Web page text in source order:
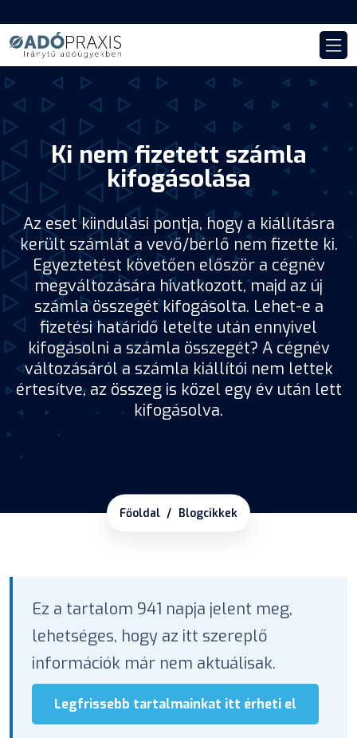
Ki nem fizetett számla
kifogásolása
Az eset kiindulási pontja, hogy a kiállításra
került számlát a vevő/bérlő nem fizette ki.
Egyeztetést követően először a cégnév
megváltozására hivatkozott, majd az új
számla összegét kifogásolta. Lehet-e a
fizetési határidő letelte után ennyivel
kifogásolni a számla összegét? A cégnév
változásáról a számla kiállítói nem lettek
értesítve, az összeg is közel egy év után lett
kifogásolva.
Főoldal Blogcikkek
Ez a tartalom 941 napja jelent meg,
lehetséges, hogy az itt szereplő
információk már nem aktuálisak.
Legfrissebb tartalmainkat itt érheti el